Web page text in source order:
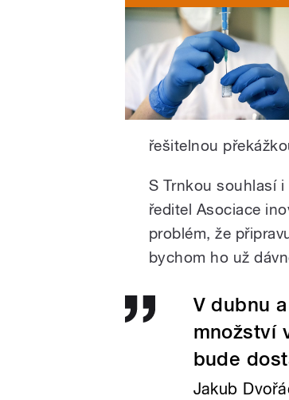
řešitelnou
S Trnkou souhlasí
ředitel Asociace
problém, že
bychom ho už
V dubnu
množství
bude
Jakub